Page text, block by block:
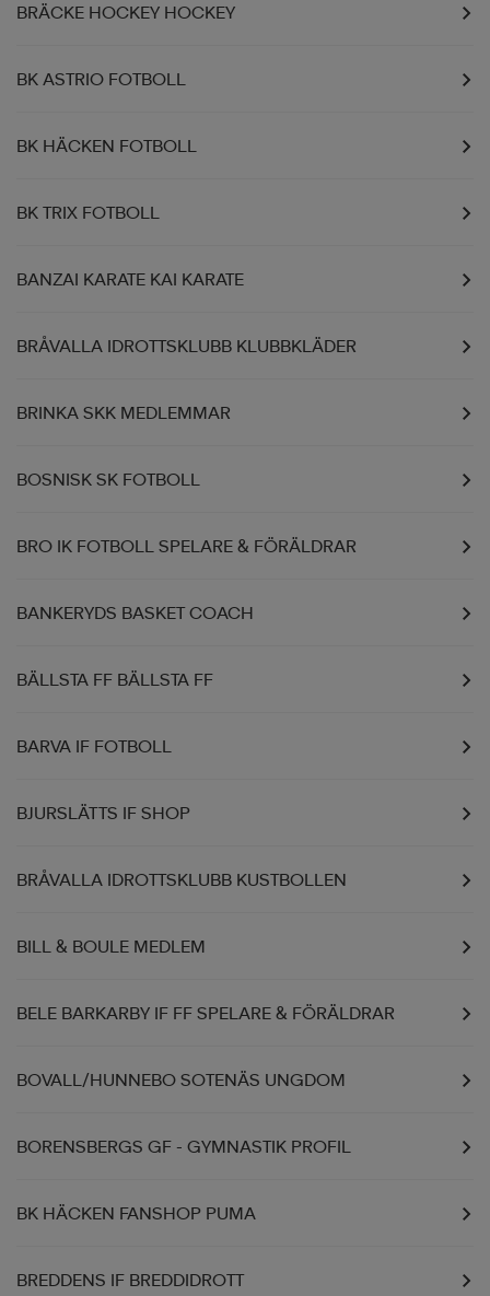
BRÄCKE HOCKEY HOCKEY
BK ASTRIO FOTBOLL
BK HÄCKEN FOTBOLL
BK TRIX FOTBOLL
BANZAI KARATE KAI KARATE
BRÅVALLA IDROTTSKLUBB KLUBBKLÄDER
BRINKA SKK MEDLEMMAR
BOSNISK SK FOTBOLL
BRO IK FOTBOLL SPELARE & FÖRÄLDRAR
BANKERYDS BASKET COACH
BÄLLSTA FF BÄLLSTA FF
BARVA IF FOTBOLL
BJURSLÄTTS IF SHOP
BRÅVALLA IDROTTSKLUBB KUSTBOLLEN
BILL & BOULE MEDLEM
BELE BARKARBY IF FF SPELARE & FÖRÄLDRAR
BOVALL/HUNNEBO SOTENÄS UNGDOM
BORENSBERGS GF - GYMNASTIK PROFIL
BK HÄCKEN FANSHOP PUMA
BREDDENS IF BREDDIDROTT